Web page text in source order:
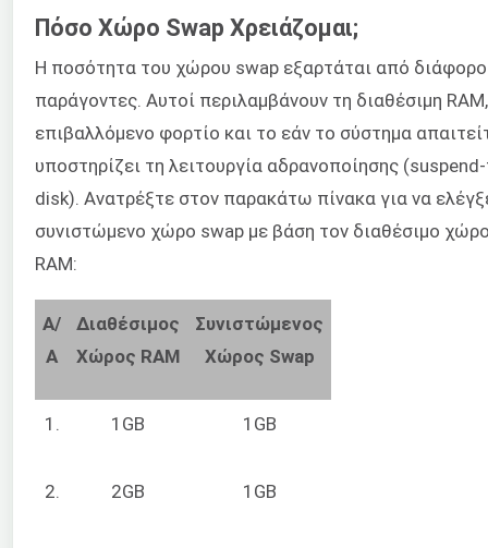
Πόσο Χώρο Swap Χρειάζομαι;
Η ποσότητα του χώρου swap εξαρτάται από
παράγοντες. Αυτοί περιλαμβάνουν τη διαθέσιμη
επιβαλλόμενο φορτίο και το εάν το σύστημα
υποστηρίζει τη λειτουργία αδρανοποίησης
disk). Ανατρέξτε στον παρακάτω πίνακα για να
συνιστώμενο χώρο swap με βάση τον διαθέσιμο
RAM:
Α/
Α
Διαθέσιμος
Χώρος RAM
Συνιστώμενος
Χώρος Swap
1. 1GB 1GB
2. 2GB 1GB